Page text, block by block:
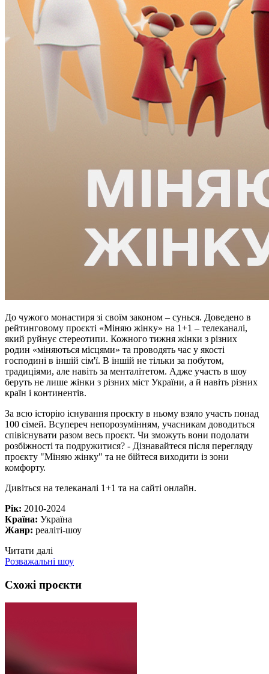
До чужого монастиря зі своїм законом – сунься. Доведено в
рейтинговому проєкті «Міняю жінку» на 1+1 – телеканалі,
який руйнує стереотипи. Кожного тижня жінки з різних
родин «міняються місцями» та проводять час у якості
господині в іншій сім'ї. В іншій не тільки за побутом,
традиціями, але навіть за менталітетом. Адже участь в шоу
беруть не лише жінки з різних міст України, а й навіть різних
країн і континентів.
За всю історію існування проєкту в ньому взяло участь понад
100 сімей. Всупереч непорозумінням, учасникам доводиться
співіснувати разом весь проєкт. Чи зможуть вони подолати
розбіжності та подружитися? - Дізнавайтеся після перегляду
проєкту "Міняю жінку" та не бійтеся виходити із зони
комфорту.
Дивіться на телеканалі 1+1 та на сайті онлайн.
Рік: 2010-2024
Країна: Україна
Жанр: реаліті-шоу
Читати далі
Розважальні шоу
Схожі проєкти